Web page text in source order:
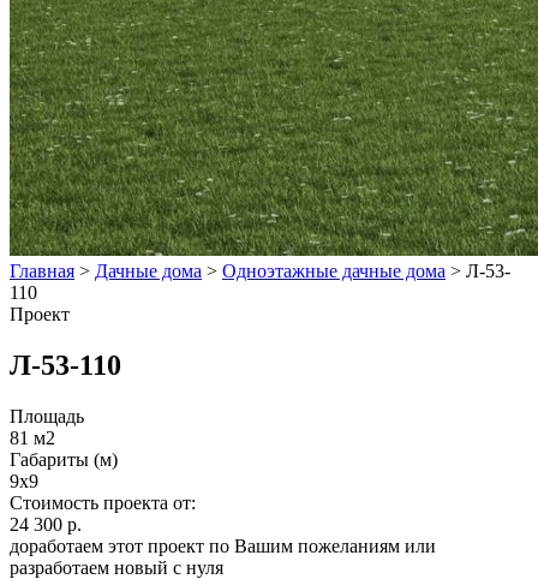
Главная > Дачные дома > Одноэтажные дачные дома > Л-53-
110
Проект
Л-53-110
Площадь
81 м2
Габариты (м)
9x9
Стоимость проекта от:
24 300 р.
доработаем этот проект по Вашим пожеланиям или
разработаем новый с нуля